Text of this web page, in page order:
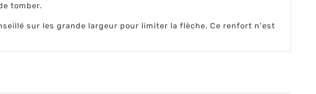
tomber.
sur les grande largeur pour limiter la flèche. Ce renfort n'est